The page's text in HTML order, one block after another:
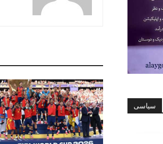
سیاسی